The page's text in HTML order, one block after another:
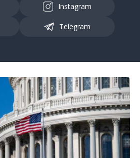
Instagram
Telegram